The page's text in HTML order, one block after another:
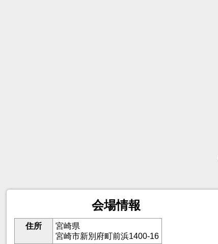
会場情報
住所
宮崎県
宮崎市新別府町前浜1400-16